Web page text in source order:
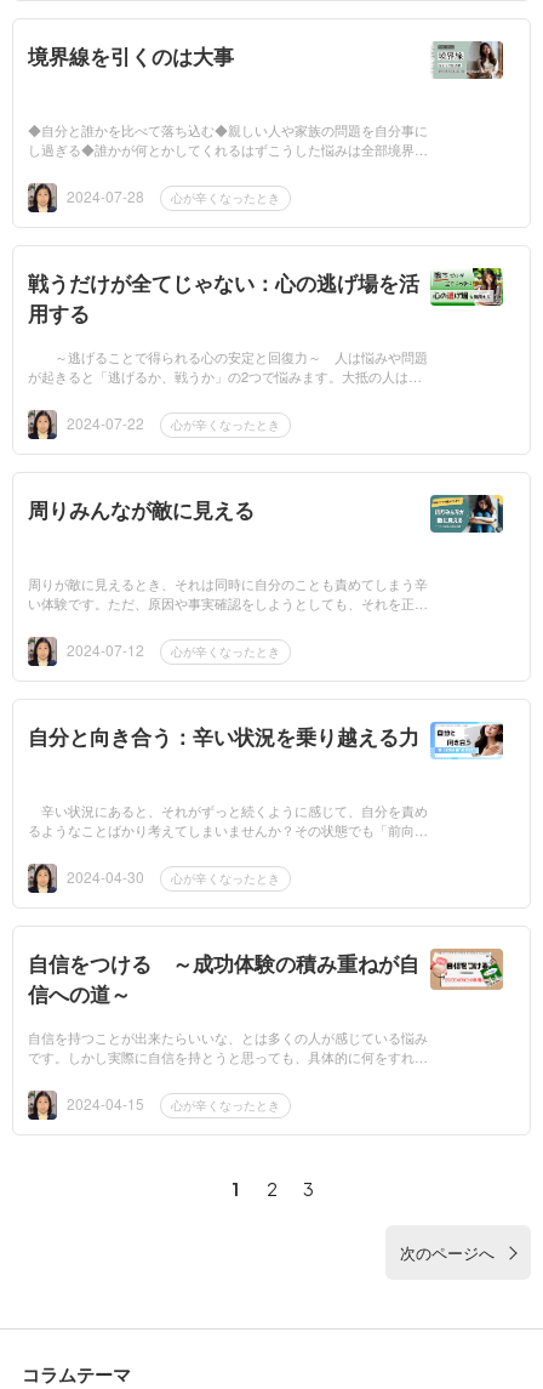
境界線を引くのは大事
◆自分と誰かを比べて落ち込む◆親しい人や家族の問題を自分事に
し過ぎる◆誰かが何とかしてくれるはずこうした悩みは全部境界線
線を引きまし...
2024-07-28 心が辛くなったとき
戦うだけが全てじゃない：心の逃げ場を活
用する
～逃げることで得られる心の安定と回復力～ 人は悩みや問題
が起きると「逃げるか、戦うか」の2つで悩みます。大抵の人は戦
方も、その場...
2024-07-22 心が辛くなったとき
周りみんなが敵に見える
周りが敵に見えるとき、それは同時に自分のことも責めてしまう辛
い体験です。ただ、原因や事実確認をしようとしても、それを正し
自分を楽にして...
2024-07-12 心が辛くなったとき
自分と向き合う：辛い状況を乗り越える力
辛い状況にあると、それがずっと続くように感じて、自分を責め
るようなことばかり考えてしまいませんか？その状態でも「前向き
っているかもし...
2024-04-30 心が辛くなったとき
自信をつける ～成功体験の積み重ねが自
信への道～
自信を持つことが出来たらいいな、とは多くの人が感じている悩み
です。しかし実際に自信を持とうと思っても、具体的に何をすれば
が、手がかりの...
2024-04-15 心が辛くなったとき
1 2 3
次のページへ
コラムテーマ